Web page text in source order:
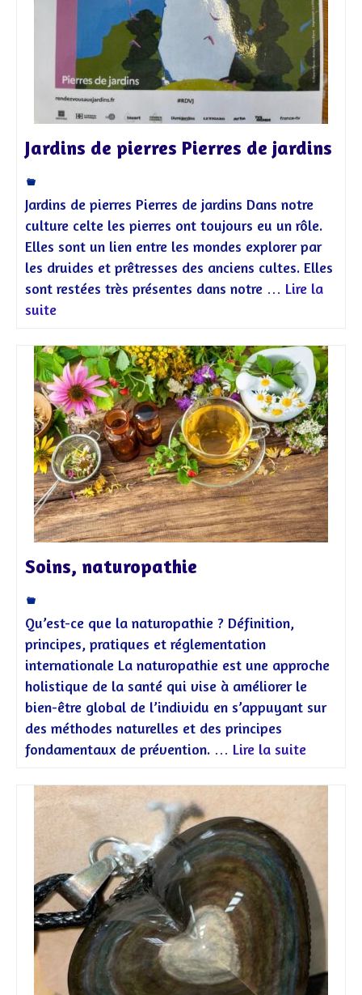
Jardins de pierres Pierres de jardins
Jardins de pierres Pierres de jardins Dans notre
culture celte les pierres ont toujours eu un rôle.
Elles sont un lien entre les mondes explorer par
les druides et prêtresses des anciens cultes. Elles
sont restées très présentes dans notre … Lire la
suite
Soins, naturopathie
Qu’est-ce que la naturopathie ? Définition,
principes, pratiques et réglementation
internationale La naturopathie est une approche
holistique de la santé qui vise à améliorer le
bien-être global de l’individu en s’appuyant sur
des méthodes naturelles et des principes
fondamentaux de prévention. … Lire la suite